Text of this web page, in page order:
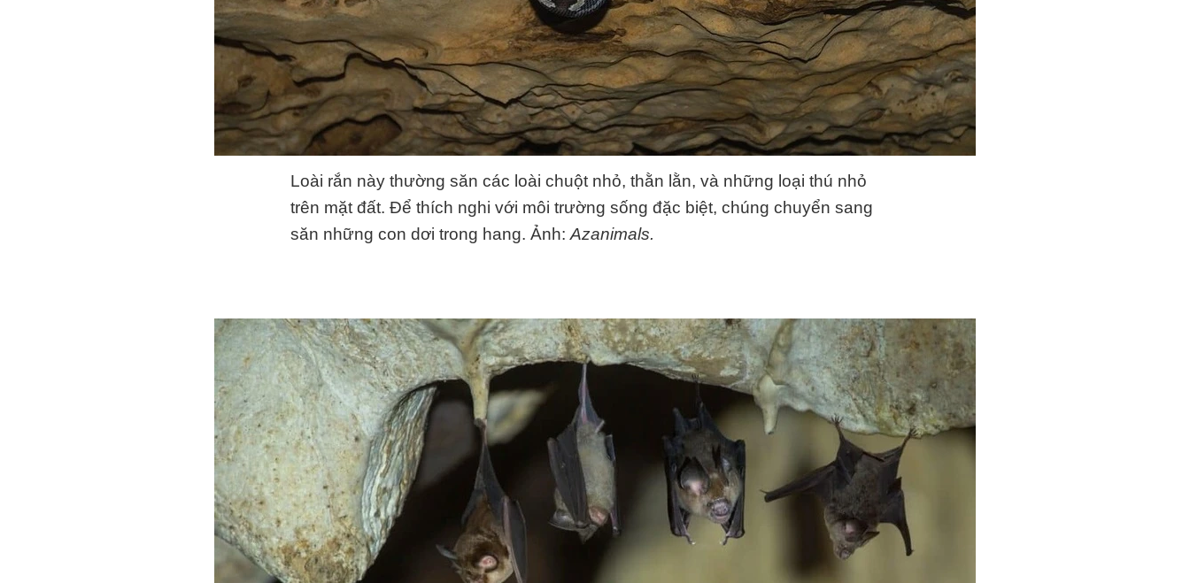
Loài rắn này thường săn các loài chuột nhỏ, thằn lằn, và những loại thú nhỏ
trên mặt đất. Để thích nghi với môi trường sống đặc biệt, chúng chuyển sang
săn những con dơi trong hang. Ảnh: Azanimals.